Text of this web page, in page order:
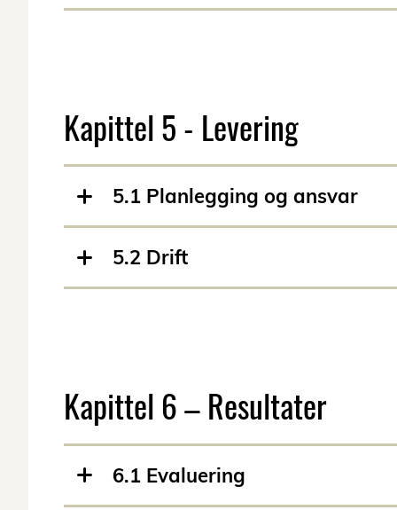
Kapittel 5 - Levering
5.1 Planlegging og ansvar
5.2 Drift
Kapittel 6 – Resultater
6.1 Evaluering